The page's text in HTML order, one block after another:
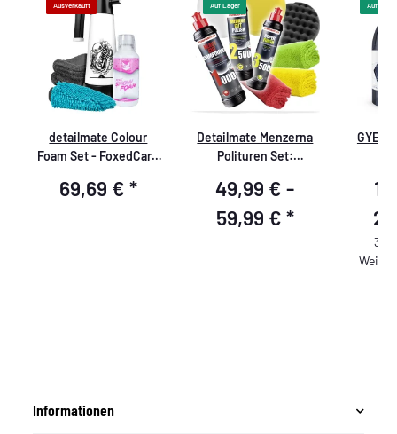
Ausverkauft
detailmate Colour
Foam Set - FoxedCare
ml + Hoover XXL
69,69 € *
Auf Lager
Detailmate Menzerna
Polituren Set:
Menzerna Pads +
detailmate
Mikrofasertücher
49,99 € -
59,99 € *
Auf Lager
Informationen